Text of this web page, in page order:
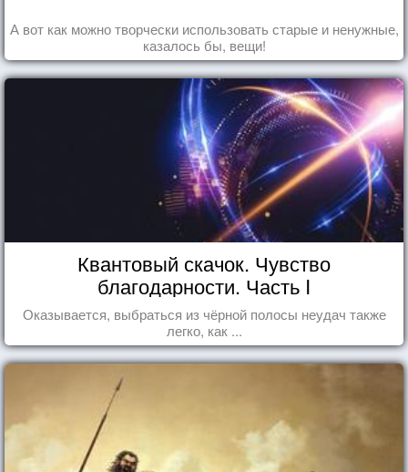
А вот как можно творчески использовать старые и ненужные,
казалось бы, вещи!
Квантовый скачок. Чувство
благодарности. Часть I
Оказывается, выбраться из чёрной полосы неудач также
легко, как ...